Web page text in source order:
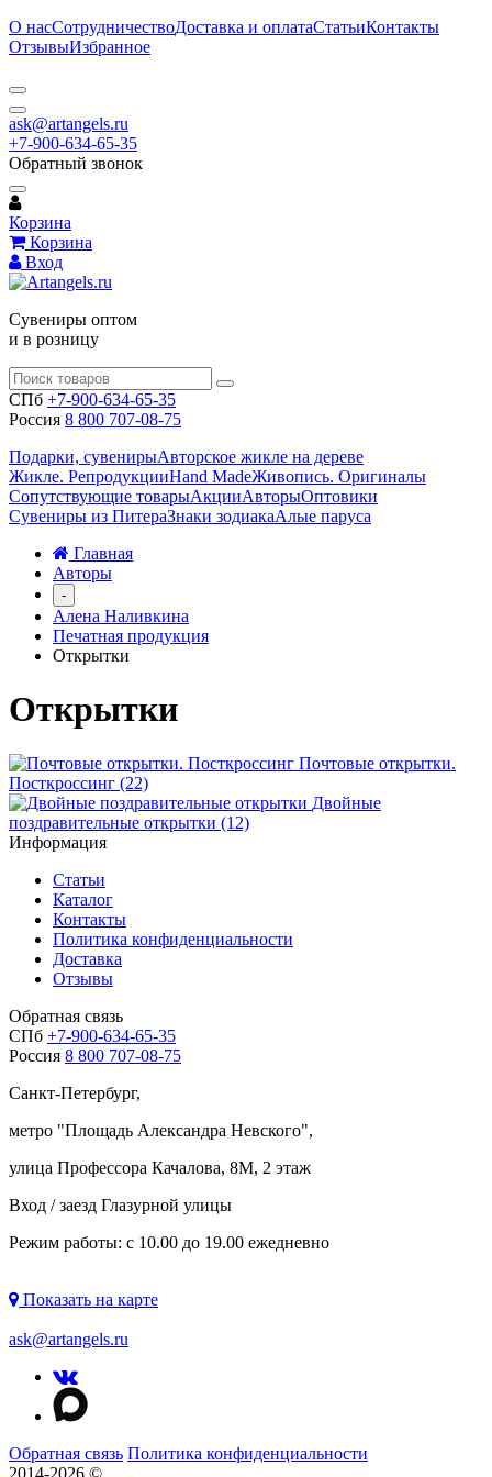
О насСотрудничествоДоставка и оплатаСтатьиКонтакты
ОтзывыИзбранное
ask@artangels.ru
+7-900-634-65-35
Обратный звонок
Корзина
Корзина
Вход
Сувениры оптом
и в розницу
СПб +7-900-634-65-35
Россия 8 800 707-08-75
Подарки, сувенирыАвторское жикле на дереве
Жикле. РепродукцииHand MadeЖивопись. Оригиналы
Сопутствующие товарыАкцииАвторыОптовики
Сувениры из ПитераЗнаки зодиакаАлые паруса
Главная
Авторы
-
Алена Наливкина
Печатная продукция
Открытки
Открытки
Почтовые открытки.
Посткроссинг (22)
Двойные
поздравительные открытки (12)
Информация
Статьи
Каталог
Контакты
Политика конфиденциальности
Доставка
Отзывы
Обратная связь
СПб +7-900-634-65-35
Россия 8 800 707-08-75
Санкт-Петербург,
метро "Площадь Александра Невского",
улица Профессора Качалова, 8М, 2 этаж
Вход / заезд Глазурной улицы
Режим работы: с 10.00 до 19.00 ежедневно
Показать на карте
ask@artangels.ru
Обратная связь Политика конфиденциальности
2014-2026 ©